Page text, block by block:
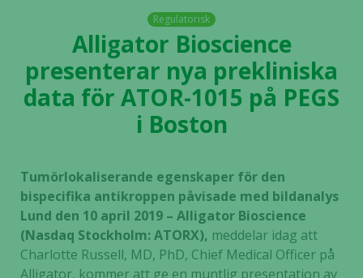
Regulatorisk
Alligator Bioscience
presenterar nya prekliniska
data för ATOR-1015 på PEGS
i Boston
Tumörlokaliserande egenskaper för den
bispecifika antikroppen påvisade med bildanalys
Lund den 10 april 2019 – Alligator Bioscience
(Nasdaq Stockholm: ATORX), meddelar idag att
Charlotte Russell, MD, PhD, Chief Medical Officer på
Alligator, kommer att ge en muntlig presentation av